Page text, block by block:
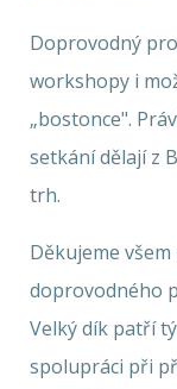
Doprovodný
workshopy i
„bostonce".
setkání dělají z
trh.
Děkujeme
doprovodného
Velký dík patří
spolupráci při